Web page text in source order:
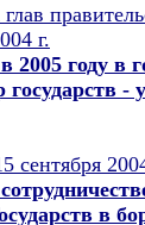
г.
2005 году в
государств
сентября
в